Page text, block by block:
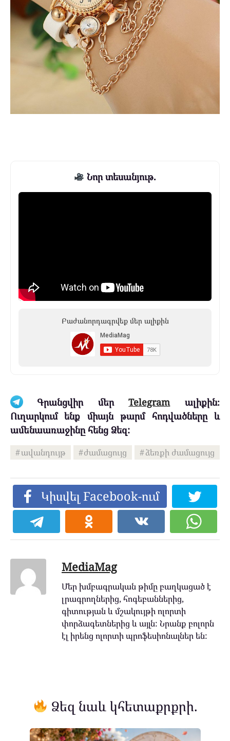
Նոր տեսանյութ.
Բաժանորդագրվեք մեր ալիքին
Գրանցվիր մերTelegramալիքին։
Ուղարկում ենք միայն թարմ հոդվածները և
ամենաառաջինը հենց Ձեզ:
ավանդույթ ժամացույց ձեռքի ժամացույց
Կիսվել Facebook-ում
MediaMag
Մեր խմբագրական թիմը բաղկացած է
լրագրողներից, հոգեբաններից,
գիտության և մշակույթի ոլորտի
փորձագետներից և այլն: Նրանք բոլորն
էլ իրենց ոլորտի պրոֆեսիոնալներ են:
Ձեզ նաև կհետաքրքրի.